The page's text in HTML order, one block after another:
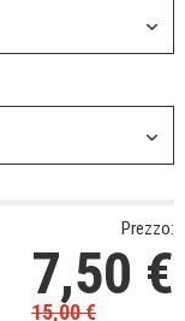
Prezzo:
7,50 €
15,00€